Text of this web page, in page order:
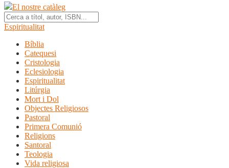
El nostre catàleg
Espiritualitat
Bíblia
Catequesi
Cristologia
Eclesiologia
Espiritualitat
Litúrgia
Mort i Dol
Objectes Religiosos
Pastoral
Primera Comunió
Religions
Santoral
Teologia
Vida religiosa